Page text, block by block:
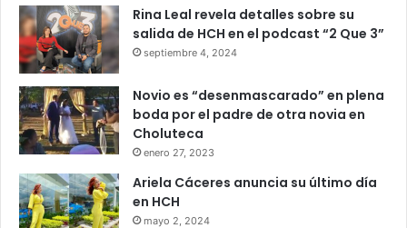
Rina Leal revela detalles sobre su
salida de HCH en el podcast “2 Que 3”
septiembre 4, 2024
Novio es “desenmascarado” en plena
boda por el padre de otra novia en
Choluteca
enero 27, 2023
Ariela Cáceres anuncia su último día
en HCH
mayo 2, 2024